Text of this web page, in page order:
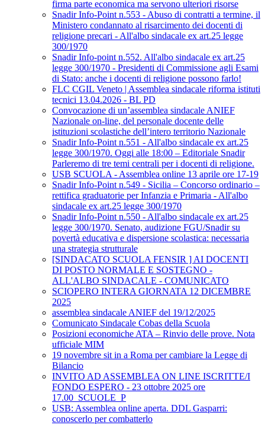
firma parte economica ma servono ulteriori risorse
Snadir Info-Point n.553 - Abuso di contratti a termine, il
Ministero condannato al risarcimento dei docenti di
religione precari - All'albo sindacale ex art.25 legge
300/1970
Snadir Info-point n.552. All'albo sindacale ex art.25
legge 300/1970 - Presidenti di Commissione agli Esami
di Stato: anche i docenti di religione possono farlo!
FLC CGIL Veneto | Assemblea sindacale riforma istituti
tecnici 13.04.2026 - BL PD
Convocazione di un’assemblea sindacale ANIEF
Nazionale on-line, del personale docente delle
istituzioni scolastiche dell’intero territorio Nazionale
Snadir Info-Point n.551 - All'albo sindacale ex art.25
legge 300/1970. Oggi alle 18:00 – Editoriale Snadir
Parleremo di tre temi centrali per i docenti di religione.
USB SCUOLA - Assemblea online 13 aprile ore 17-19
Snadir Info-Point n.549 - Sicilia – Concorso ordinario –
rettifica graduatorie per Infanzia e Primaria - All'albo
sindacale ex art.25 legge 300/1970
Snadir Info-Point n.550 - All'albo sindacale ex art.25
legge 300/1970. Senato, audizione FGU/Snadir su
povertà educativa e dispersione scolastica: necessaria
una strategia strutturale
[SINDACATO SCUOLA FENSIR ] AI DOCENTI
DI POSTO NORMALE E SOSTEGNO -
ALL'ALBO SINDACALE - COMUNICATO
SCIOPERO INTERA GIORNATA 12 DICEMBRE
2025
assemblea sindacale ANIEF del 19/12/2025
Comunicato Sindacale Cobas della Scuola
Posizioni economiche ATA – Rinvio delle prove. Nota
ufficiale MIM
19 novembre sit in a Roma per cambiare la Legge di
Bilancio
INVITO AD ASSEMBLEA ON LINE ISCRITTE/I
FONDO ESPERO - 23 ottobre 2025 ore
17.00_SCUOLE_P
USB: Assemblea online aperta. DDL Gasparri:
conoscerlo per combatterlo